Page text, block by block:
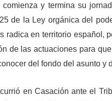
y termina su
de la Ley orgánica del
radica en territorio español,
de las actuaciones para
del fondo del asunto y
en Casación ante el